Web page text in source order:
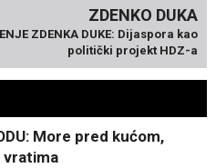
ZDENKO DUKA
ZDENKA DUKE: Dijaspora kao
politički projekt HDZ-a
More pred kućom,
vratima